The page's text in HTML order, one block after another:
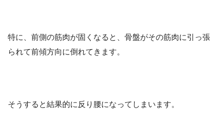
特に、前側の筋肉が固くなると、骨盤がその筋肉に引っ張
られて前傾方向に倒れてきます。
そうすると結果的に反り腰になってしまいます。